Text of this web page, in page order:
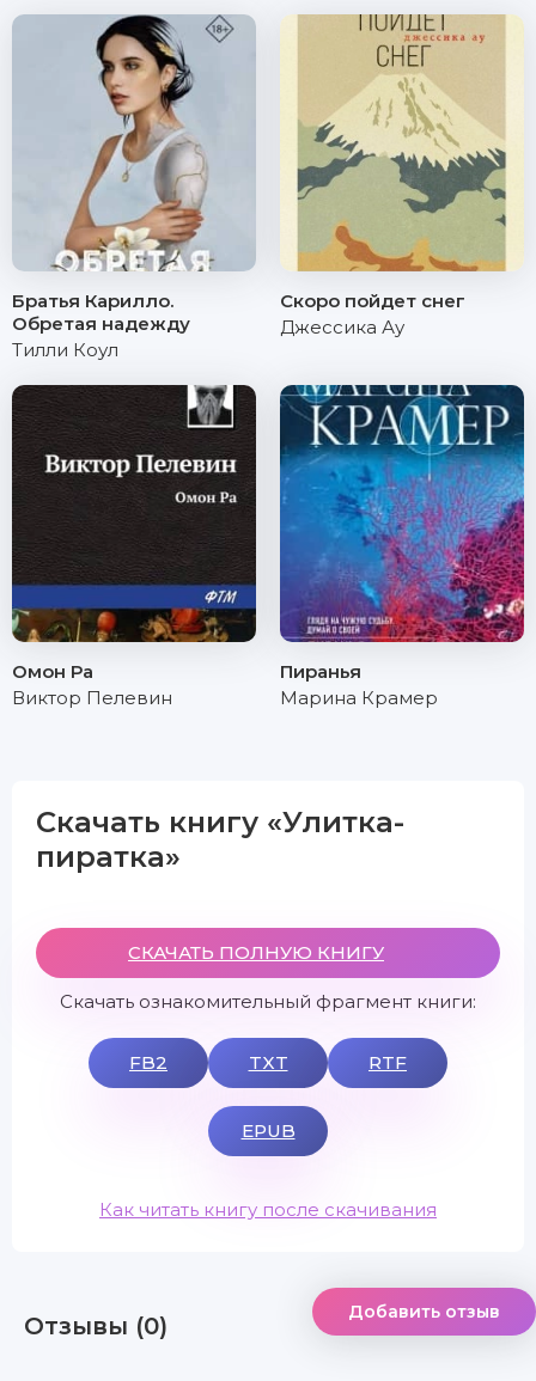
Братья Карилло.
Обретая надежду
Тилли Коул
Скоро пойдет снег
Джессика Ау
Омон Ра
Виктор Пелевин
Пиранья
Марина Крамер
Скачать книгу «Улитка-
пиратка»
СКАЧАТЬ ПОЛНУЮ КНИГУ
Скачать ознакомительный фрагмент книги:
FB2 TXT RTF
EPUB
Как читать книгу после скачивания
Отзывы (0) Добавить отзыв